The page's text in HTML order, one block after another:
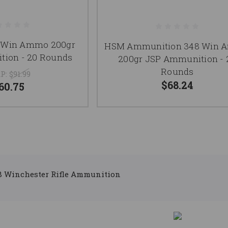
Ammo 200gr
- 20 Rounds
$91.99
HSM Ammunition 348 Win
200gr JSP Ammunition -
Rounds
$68.24
Winchester Rifle Ammunition